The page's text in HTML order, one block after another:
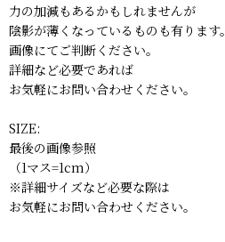
力の加減もあるかもしれませんが
陰影が薄くなっているものも有ります。
画像にてご判断ください。
詳細など必要であれば
お気軽にお問い合わせください。
SIZE:
最後の画像参照
（1マス=1cm）
※詳細サイズなど必要な際は
お気軽にお問い合わせください。